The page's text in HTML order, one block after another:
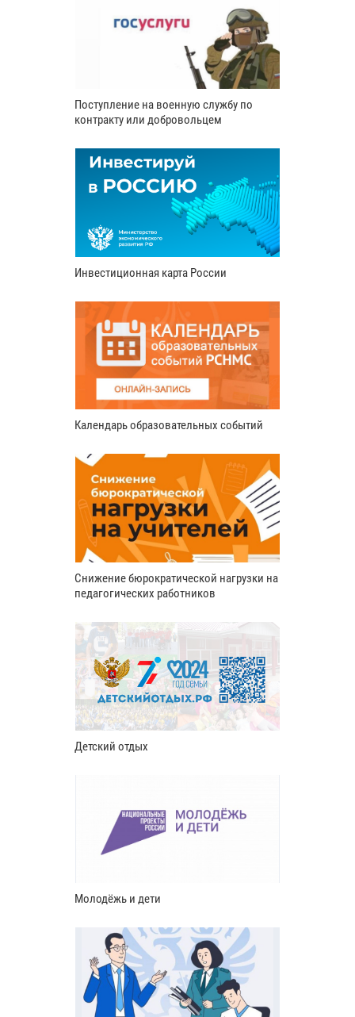
Поступление на военную службу по
контракту или добровольцем
Инвестиционная карта России
Календарь образовательных событий
Снижение бюрократической нагрузки на
педагогических работников
Детский отдых
Молодёжь и дети